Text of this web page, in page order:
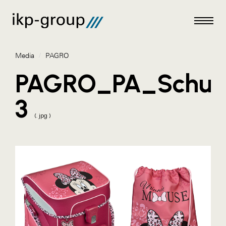
Meldungen
Amazon Web Services
Artweger
Blaguss
Bundesverband Sonnenschutztechnik
Media / PAGRO
3
(. jpg )